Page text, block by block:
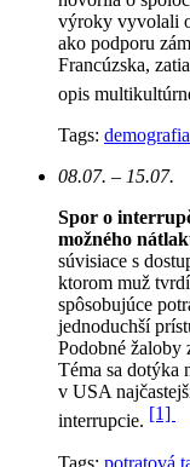
výroky vyvolali
ako podporu
Francúzska,
opis
Tags: demografia
08.07. – 15.07.
Spor o
možného
súvisiace s
ktorom muž
spôsobujúce
jednoduchší
Podobné žaloby
Téma sa dotýka
v USA
interrupcie. [1]
Tags: potratová